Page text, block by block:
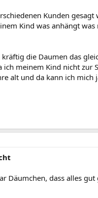
Kunden
Kind was anhängt
die Daumen das
meinem Kind nicht zur
alt und da kann ich
Däumchen, dass alles gut